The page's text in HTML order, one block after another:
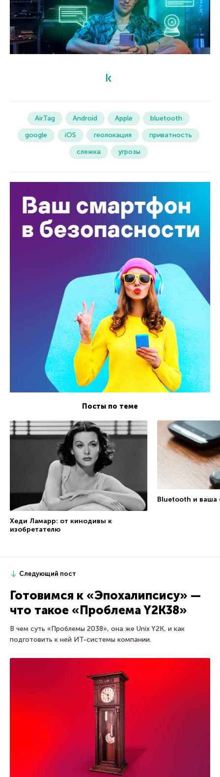
AirTag Android Apple
bluetooth
google
iOS геолокация
приватность
слежка
угрозы
Посты по теме
Хеди Ламарр: от кинодивы к
изобретателю
Bluetooth и ваша
Следующий пост
Готовимся к «Эпохалипсису» —
что такое «Проблема Y2K38»
В чем суть «Проблемы 2038», она же Unix Y2K, и как
подготовить к ней ИТ-системы компании.